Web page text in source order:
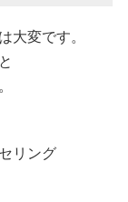
大変です。
リング